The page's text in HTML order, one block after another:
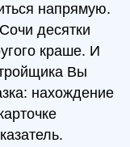
напрямую.
десятки
краше. И
Вы
нахождение